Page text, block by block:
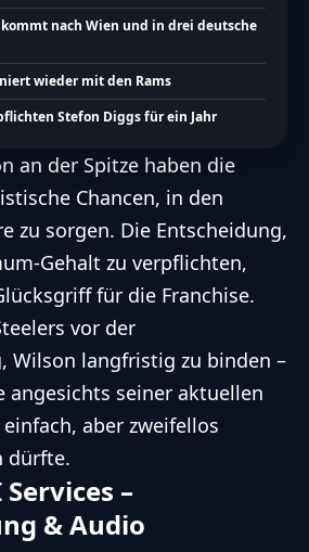
kommt nach Wien und in drei deutsche
wieder mit den Rams
Stefon Diggs für ein Jahr
an der Spitze haben die
Chancen, in den
zu sorgen. Die Entscheidung,
Gehalt zu verpflichten,
für die Franchise.
vor der
Wilson langfristig zu binden –
angesichts seiner aktuellen
aber zweifellos
dürfte.
–
& Audio